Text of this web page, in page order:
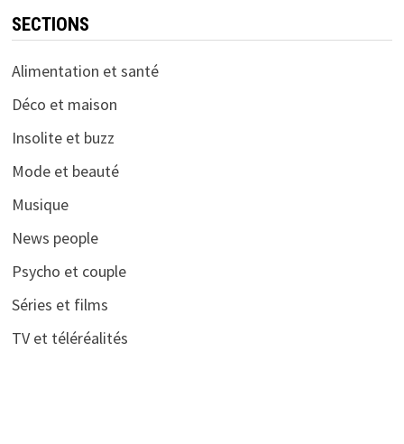
SECTIONS
Alimentation et santé
Déco et maison
Insolite et buzz
Mode et beauté
Musique
News people
Psycho et couple
Séries et films
TV et téléréalités